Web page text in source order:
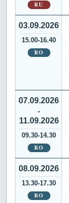
RU
03.09.2026
15.00-16.40
RO
07.09.2026
-
11.09.2026
09.30-14.30
RO
08.09.2026
13.30-17.30
RO